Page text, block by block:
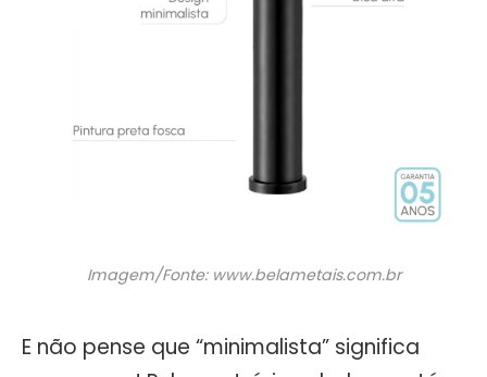
Imagem/Fonte: www.belametais.com.br
E não pense que “minimalista” significa